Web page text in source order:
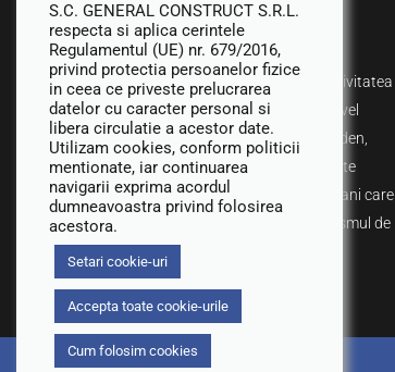
Despre noi
Societatea General Construct isi desfasoara activitatea
din constructii atat pe plan autohton, cat si la nivel
international, prin intermediul subsidiarei din Hilden,
Germania. Numarul mare de santiere din tara este
completat de colaborarile cu antreprenorii germani care
apreciaza calitatea lucrarilor, dar si profesionalismul de
care dau dovada specialistii romani.
S.C. GENERAL CONSTRUCT S.R.L.
respecta si aplica cerintele
Regulamentul (UE) nr. 679/2016,
privind protectia persoanelor fizice
in ceea ce priveste prelucrarea
datelor cu caracter personal si
libera circulatie a acestor date.
Utilizam cookies, conform politicii
mentionate, iar continuarea
navigarii exprima acordul
dumneavoastra privind folosirea
acestora.
Setari cookie-uri
Accepta toate cookie-urile
Cum folosim cookies